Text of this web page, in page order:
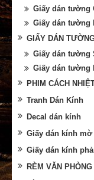
Giấy dán tường
Giấy dán tường
GIẤY DÁN
Giấy dán tường
Giấy dán tường
PHIM CÁCH
Tranh Dán Kính
Decal dán kính
Giấy dán kính mờ
Giấy dán kính
RÈM VĂN PHÒNG